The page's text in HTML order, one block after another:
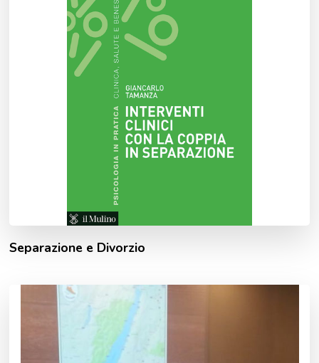
Separazione e Divorzio